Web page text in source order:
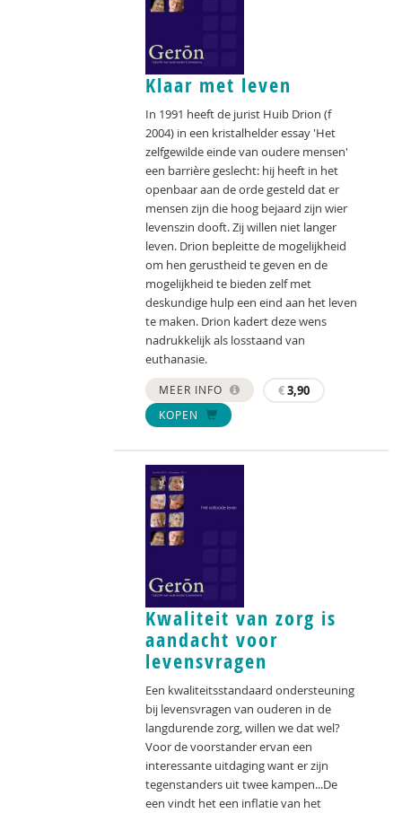
Klaar met leven
In 1991 heeft de jurist Huib Drion (f
2004) in een kristalhelder essay 'Het
zelfgewilde einde van oudere mensen'
een barrière geslecht: hij heeft in het
openbaar aan de orde gesteld dat er
mensen zijn die hoog bejaard zijn wier
levenszin dooft. Zij willen niet langer
leven. Drion bepleitte de mogelijkheid
om hen gerustheid te geven en de
mogelijkheid te bieden zelf met
deskundige hulp een eind aan het leven
te maken. Drion kadert deze wens
nadrukkelijk als losstaand van
euthanasie.
MEER INFO €3,90
KOPEN
Kwaliteit van zorg is
aandacht voor
levensvragen
Een kwaliteitsstandaard ondersteuning
bij levensvragen van ouderen in de
langdurende zorg, willen we dat wel?
Voor de voorstander ervan een
interessante uitdaging want er zijn
tegenstanders uit twee kampen...De
een vindt het een inflatie van het